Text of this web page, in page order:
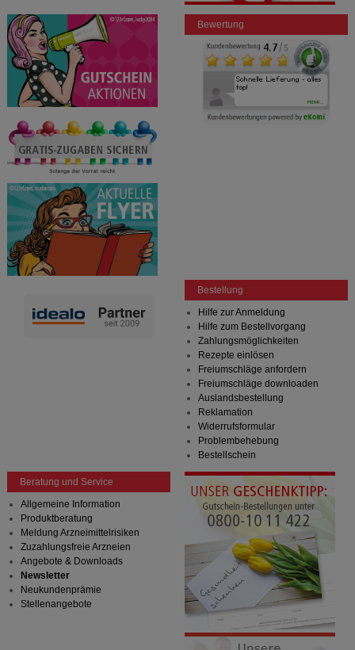
Bewertung
Bestellung
Hilfe zur Anmeldung
Hilfe zum Bestellvorgang
Zahlungsmöglichkeiten
Rezepte einlösen
Freiumschläge anfordern
Freiumschläge downloaden
Auslandsbestellung
Reklamation
Widerrufsformular
Problembehebung
Bestellschein
Beratung und Service
Allgemeine Information
Produktberatung
Meldung Arzneimittelrisiken
Zuzahlungsfreie Arzneien
Angebote & Downloads
Newsletter
Neukundenprämie
Stellenangebote